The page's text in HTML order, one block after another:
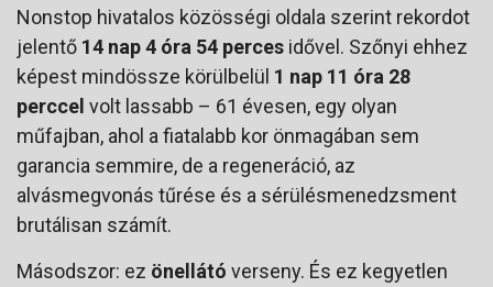
Nonstop hivatalos közösségi oldala szerint rekordot
jelentő 14 nap 4 óra 54 perces idővel. Szőnyi ehhez
képest mindössze körülbelül 1 nap 11 óra 28
perccel volt lassabb – 61 évesen, egy olyan
műfajban, ahol a fiatalabb kor önmagában sem
garancia semmire, de a regeneráció, az
alvásmegvonás tűrése és a sérülésmenedzsment
brutálisan számít.
Másodszor: ez önellátó verseny. És ez kegyetlen